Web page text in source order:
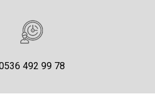
492 99 78